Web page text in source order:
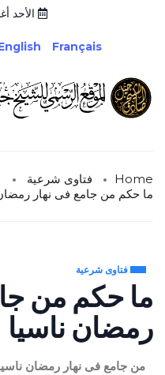
الأحد
Français
Home
فتاوى شرعية
ما حكم من جامع فى نهار
فتاوى شرعية
ما حكم من
رمضان ناسيا
من جامع فى نهار رمضان